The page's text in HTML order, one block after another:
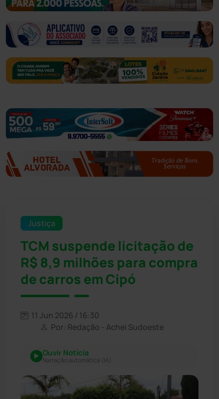
Justiça
TCM suspende licitação de
R$ 8,9 milhões para compra
de carros em Cipó
11 Jun 2026 / 16:30
Por: Redação - Achei Sudoeste
Ouvir Notícia
Narração automática (IA)